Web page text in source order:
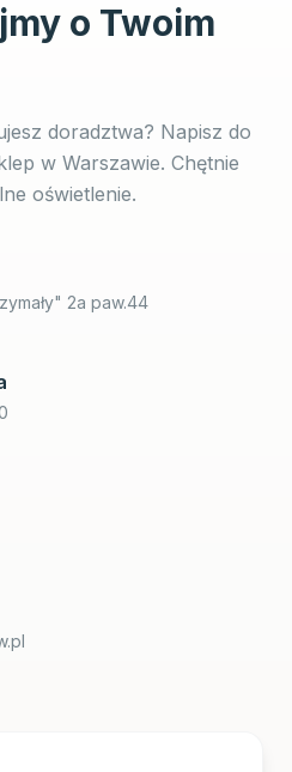
o Twoim
doradztwa? Napisz do
w Warszawie. Chętnie
oświetlenie.
2a paw.44